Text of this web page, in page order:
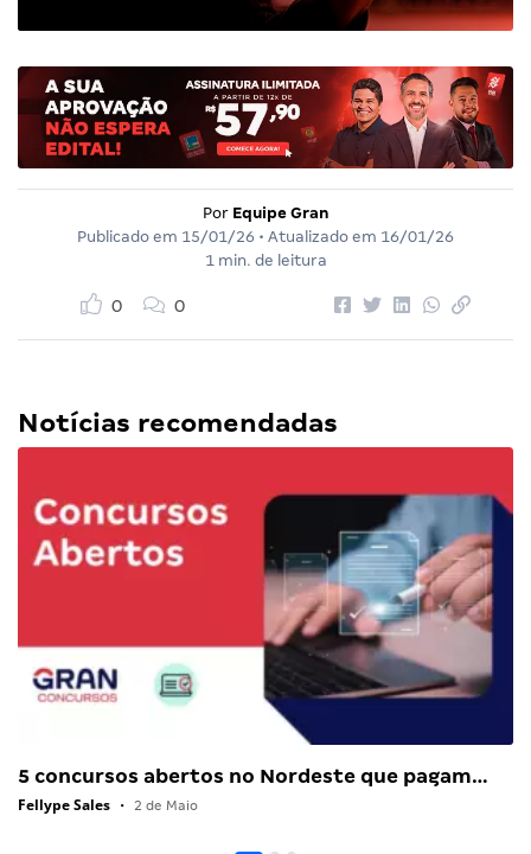
Por Equipe Gran
Publicado em 15/01/26 • Atualizado em 16/01/26
1 min. de leitura
0 0
Notícias recomendadas
5 concursos abertos no Nordeste que pagam…
Fellype Sales • 2 de Maio